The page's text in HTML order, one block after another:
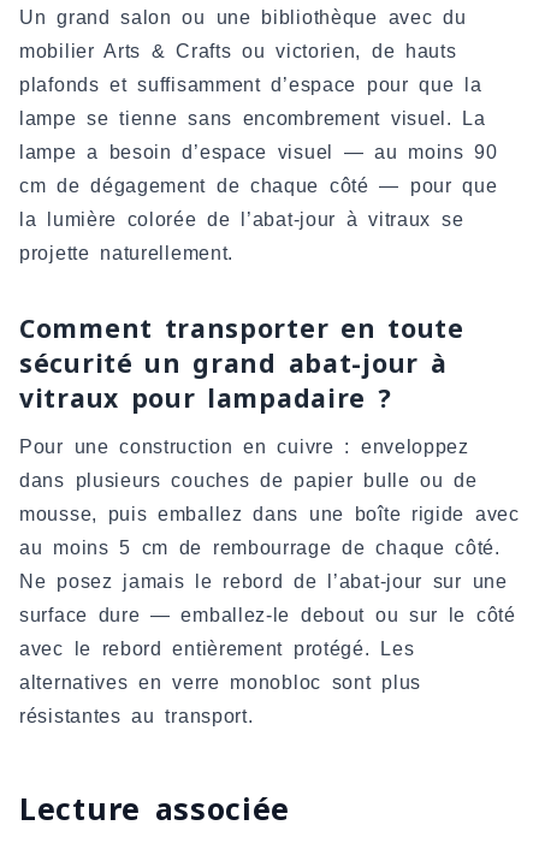
Un grand salon ou une bibliothèque avec du
mobilier Arts & Crafts ou victorien, de hauts
plafonds et suffisamment d’espace pour que la
lampe se tienne sans encombrement visuel. La
lampe a besoin d’espace visuel — au moins 90
cm de dégagement de chaque côté — pour que
la lumière colorée de l’abat-jour à vitraux se
projette naturellement.
Comment transporter en toute
sécurité un grand abat-jour à
vitraux pour lampadaire ?
Pour une construction en cuivre : enveloppez
dans plusieurs couches de papier bulle ou de
mousse, puis emballez dans une boîte rigide avec
au moins 5 cm de rembourrage de chaque côté.
Ne posez jamais le rebord de l’abat-jour sur une
surface dure — emballez-le debout ou sur le côté
avec le rebord entièrement protégé. Les
alternatives en verre monobloc sont plus
résistantes au transport.
Lecture associée